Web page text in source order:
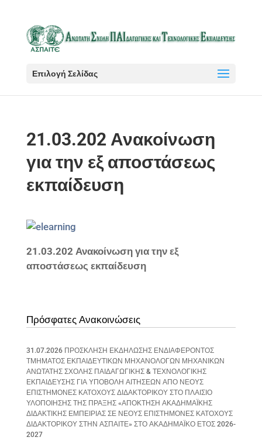
Επιλογή Σελίδας
21.03.202 Ανακοίνωση
για την εξ αποστάσεως
εκπαίδευση
21.03.202 Ανακοίνωση για την εξ
αποστάσεως εκπαίδευση
Πρόσφατες Ανακοινώσεις
31.07.2026 ΠΡΟΣΚΛΗΣΗ ΕΚΔΗΛΩΣΗΣ ΕΝΔΙΑΦΕΡΟΝΤΟΣ
ΤΜΗΜΑΤΟΣ ΕΚΠΑΙΔΕΥΤΙΚΩΝ ΜΗΧΑΝΟΛΟΓΩΝ ΜΗΧΑΝΙΚΩΝ
ΑΝΩΤΑΤΗΣ ΣΧΟΛΗΣ ΠΑΙΔΑΓΩΓΙΚΗΣ & ΤΕΧΝΟΛΟΓΙΚΗΣ
ΕΚΠΑΙΔΕΥΣΗΣ ΓΙΑ ΥΠΟΒΟΛΗ ΑΙΤΗΣΕΩΝ ΑΠΟ ΝΕΟΥΣ
ΕΠΙΣΤΗΜΟΝΕΣ ΚΑΤΟΧΟΥΣ ΔΙΔΑΚΤΟΡΙΚΟΥ ΣΤΟ ΠΛΑΙΣΙΟ
ΥΛΟΠΟΙΗΣΗΣ ΤΗΣ ΠΡΑΞΗΣ «ΑΠΟΚΤΗΣΗ ΑΚΑΔΗΜΑΪΚΗΣ
ΔΙΔΑΚΤΙΚΗΣ ΕΜΠΕΙΡΙΑΣ ΣΕ ΝΕΟΥΣ ΕΠΙΣΤΗΜΟΝΕΣ ΚΑΤΟΧΟΥΣ
ΔΙΔΑΚΤΟΡΙΚΟΥ ΣΤΗΝ ΑΣΠΑΙΤΕ» ΣΤΟ ΑΚΑΔΗΜΑΪΚΟ ΕΤΟΣ 2026-
2027